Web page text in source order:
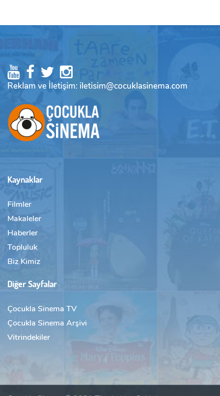
Reklam ve İletişim: iletisim@cocuklasinema.com
Kaynaklar
Filmler
Makaleler
Haberler
Topluluk
Biz Kimiz
Diğer Sayfalar
Çocukla Sinema TV
Çocukla Sinema Arşivi
Vitrindekiler